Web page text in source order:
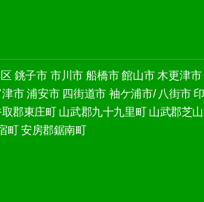
銚子市 市川市 船橋市 館山市 木更津市
津市 浦安市 四街道市 袖ケ浦市/ 八街市
郡東庄町 山武郡九十九里町 山武郡芝
町 安房郡鋸南町